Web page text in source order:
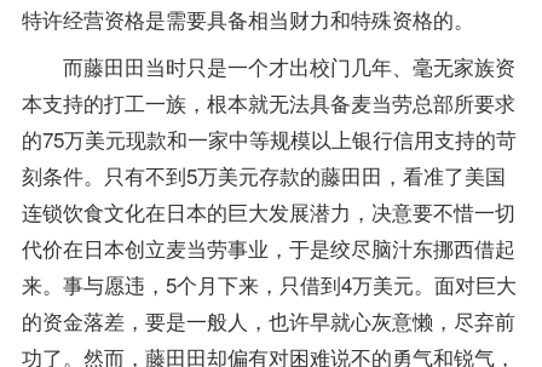
特许经营资格是需要具备相当财力和特殊资格的。
而藤田田当时只是一个才出校门几年、毫无家族资
本支持的打工一族，根本就无法具备麦当劳总部所要求
的75万美元现款和一家中等规模以上银行信用支持的苛
刻条件。只有不到5万美元存款的藤田田，看准了美国
连锁饮食文化在日本的巨大发展潜力，决意要不惜一切
代价在日本创立麦当劳事业，于是绞尽脑汁东挪西借起
来。事与愿违，5个月下来，只借到4万美元。面对巨大
的资金落差，要是一般人，也许早就心灰意懒，尽弃前
功了。然而，藤田田却偏有对困难说不的勇气和锐气，